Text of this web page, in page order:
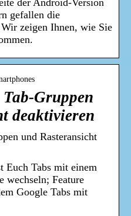
der Android-Version
gefallen die
zeigen Ihnen, wie Sie
Gruppen
deaktivieren
und Rasteransicht
Euch Tabs mit einem
wechseln; Feature
Google Tabs mit